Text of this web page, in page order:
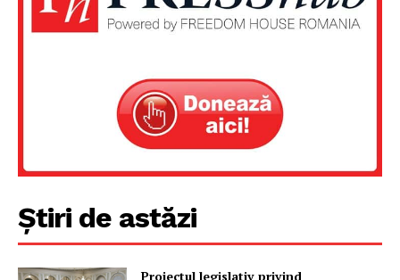
Despre noi / Echipa
Proiecte editoriale
Știri de astăzi
Proiectul legislativ privind